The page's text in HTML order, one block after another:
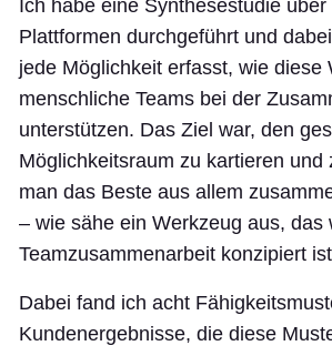
Ich habe eine Synthesestudie
Plattformen durchgeführt und
jede Möglichkeit erfasst, wie diese
menschliche Teams bei der
unterstützen. Das Ziel war, den
Möglichkeitsraum zu kartieren und
man das Beste aus allem
– wie sähe ein Werkzeug aus, das
Teamzusammenarbeit konzipiert
Dabei fand ich acht
Kundenergebnisse, die diese